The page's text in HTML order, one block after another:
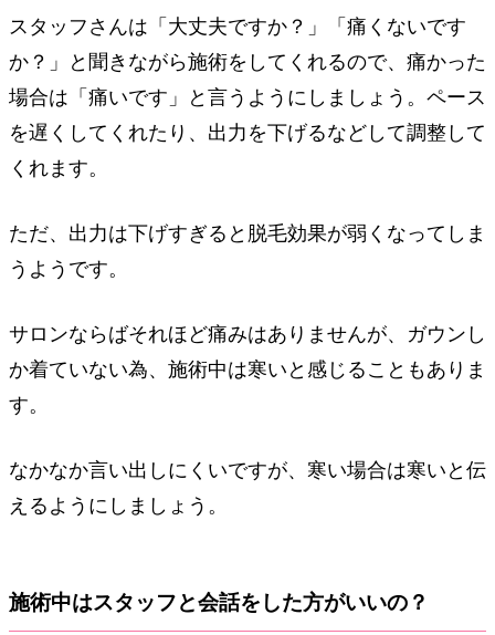
スタッフさんは「大丈夫ですか？」「痛くないです
か？」と聞きながら施術をしてくれるので、痛かった
場合は「痛いです」と言うようにしましょう。ペース
を遅くしてくれたり、出力を下げるなどして調整して
くれます。
ただ、出力は下げすぎると脱毛効果が弱くなってしま
うようです。
サロンならばそれほど痛みはありませんが、ガウンし
か着ていない為、施術中は寒いと感じることもありま
す。
なかなか言い出しにくいですが、寒い場合は寒いと伝
えるようにしましょう。
施術中はスタッフと会話をした方がいいの？